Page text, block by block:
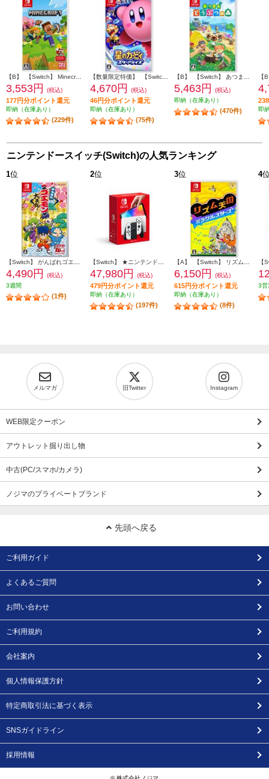
【B】 【Switch】 Minecraft（マインクラフト）
3,553円 (税込)
177円分ポイント還元
即納（在庫あり）
(229件)
4,670円 (税込)
46円分ポイント還元
即納（在庫あり）
(75件)
5,463円
(税込)
即納（在庫あり）
(470件) 即
ニンテンドースイッチ(Switch)の人気ランキング
1位
4,490円
(税込)
3週間
(1件)
2位
47,980円 (税込)
479円分ポイント還元
即納（在庫あり）
(197件)
3位
6,150円 (税込)
615円分ポイント還元
即納（在庫あり）
(8件)
4
3営
メルマガ 旧Twitter Instagram
WEB限定クーポン
アウトレット掘り出し物
中古(PC/スマホ/カメラ)
ノジマのプライベートブランド
先頭へ戻る
ご利用ガイド
よくあるご質問
お問い合わせ
ご利用規約
会社案内
個人情報保護方針
特定商取引法に基づく表示
SNSガイドライン
採用情報